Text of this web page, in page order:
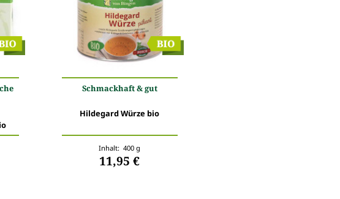
Schmackhaft & gut
Hildegard Würze bio
Inhalt: 400 g
11,95 €